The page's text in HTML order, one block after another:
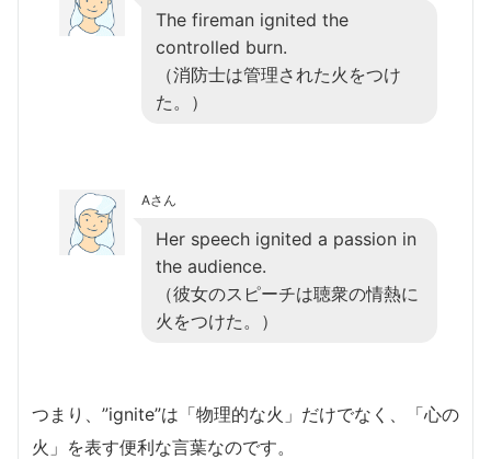
The fireman ignited the
controlled burn.
（消防士は管理された火をつけ
た。）
Aさん
Her speech ignited a passion in
the audience.
（彼女のスピーチは聴衆の情熱に
火をつけた。）
つまり、”ignite”は「物理的な火」だけでなく、「心の
火」を表す便利な言葉なのです。